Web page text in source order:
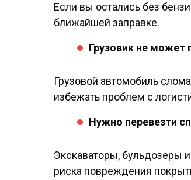
Если вы остались без
ближайшей заправке.
Грузовик не
Грузовой автомобиль
избежать проблем с
Нужно перевезти
Экскаваторы, бульдозеры
риска повреждения